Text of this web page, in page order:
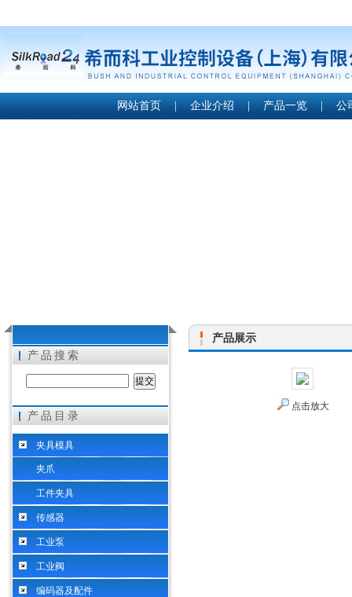
希而科工业控制设备（上海）有限公司
网站首页 | 企业介绍 | 产品一览 | 公
产品搜索
产品目录
夹具模具
夹爪
工件夹具
传感器
工业泵
工业阀
编码器及配件
产品展示
点击放大